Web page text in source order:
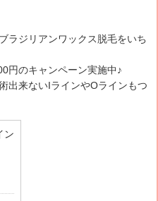
ラジリアンワックス脱毛をいち
円のキャンペーン実施中♪
出来ないIラインやOラインもつ
ン